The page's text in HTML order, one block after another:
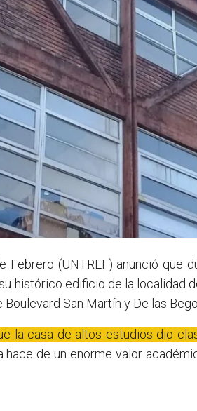
histórico edificio de la localidad
San Martín y De las
la casa de altos estudios dio
de un enorme valor